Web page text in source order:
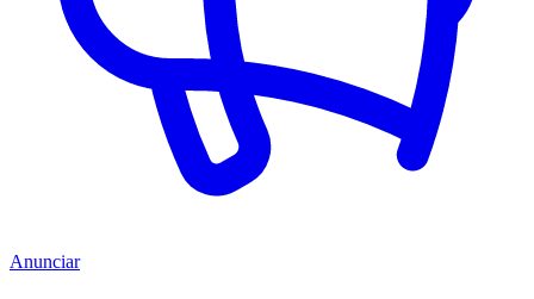
Anunciar